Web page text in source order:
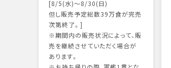
[8/5(水)～8/30(日)
但し販売予定総数39万食が完売
次第終了。]
※期間内の販売状況によって、販
売を継続させていただく場合が
あります。